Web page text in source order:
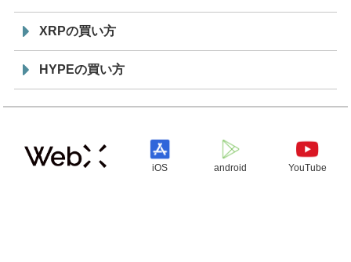
XRPの買い方
HYPEの買い方
iOS android YouTube